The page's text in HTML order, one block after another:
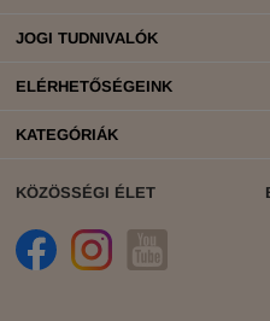
JOGI TUDNIVALÓK
ELÉRHETŐSÉGEINK
KATEGÓRIÁK
KÖZÖSSÉGI ÉLET